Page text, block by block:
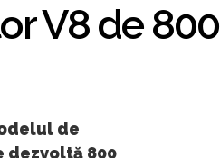
V8 de 800
de
dezvoltă 800